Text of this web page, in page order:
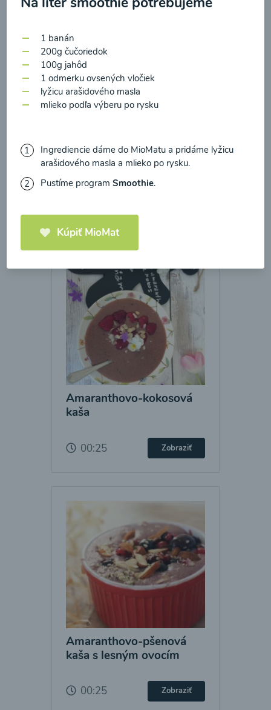
Brokolicové cappuccino
00:25
Načítať ďalšie
Kaše
Amaranthovo-kokosová
kaša
00:25 Zobraziť
Amaranthovo-pšenová
kaša s lesným ovocím
00:25 Zobraziť
1 banán
200g čučoriedok
100g jahôd
1 odmerku ovsených vločiek
lyžicu arašidového masla
mlieko podľa výberu po rysku
Ingrediencie dáme do MioMatu a pridáme lyžicu
arašidového masla a mlieko po rysku.
Pustíme programSmoothie.
Kúpiť MioMat
údajova súhlasím s nimi.